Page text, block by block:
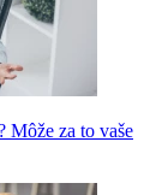
Môže za to vaše